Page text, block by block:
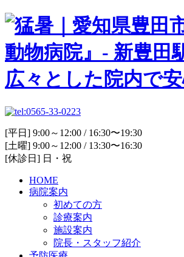
[平日] 9:00～12:00 / 16:30〜19:30
[土曜] 9:00～12:00 / 13:30〜16:30
[休診日] 日・祝
HOME
病院案内
初めての方
診療案内
施設案内
院長・スタッフ紹介